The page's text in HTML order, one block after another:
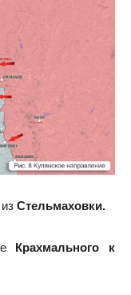
Стельмаховки.
Крахмального к